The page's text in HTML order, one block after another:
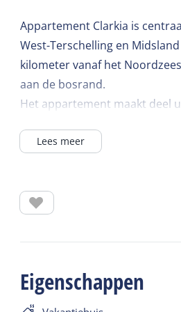
Appartement Clarkia is
West-Terschelling en
kilometer vanaf het
aan de bosrand.
Het appartement maakt deel
Cosmea (WTB11) en Salvia
foto).
De woonkamer heeft een
een 2-persoons bank en twee
er een eethoek met vier stoelen.
Lees meer
Eigenschappen